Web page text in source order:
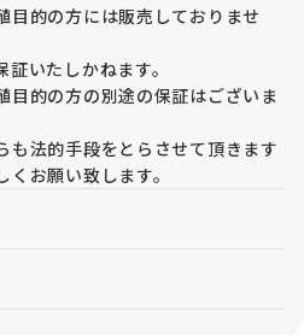
目的の方には販売しておりませ
いたしかねます。
目的の方の別途の保証はございま
も法的手段をとらさせて頂きます
お願い致します。